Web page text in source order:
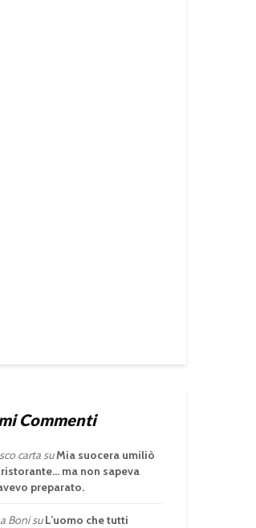
Commenti
cartasuMia suocera umiliò
ma non sapeva
preparato.
BonisuL’uomo che tutti